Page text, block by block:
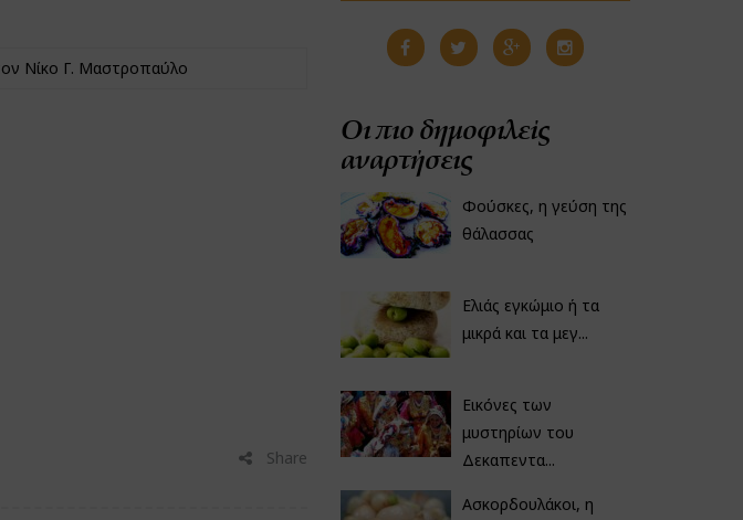
Νίκο Γ. Μαστροπαύλο
Share
Οι πιο δημοφιλείς
αναρτήσεις
Φούσκες, η γεύση της
θάλασσας
Ελιάς εγκώμιο ή τα
μικρά και τα μεγ...
Εικόνες των
μυστηρίων του
Δεκαπεντα...
Ασκορδουλάκοι, η